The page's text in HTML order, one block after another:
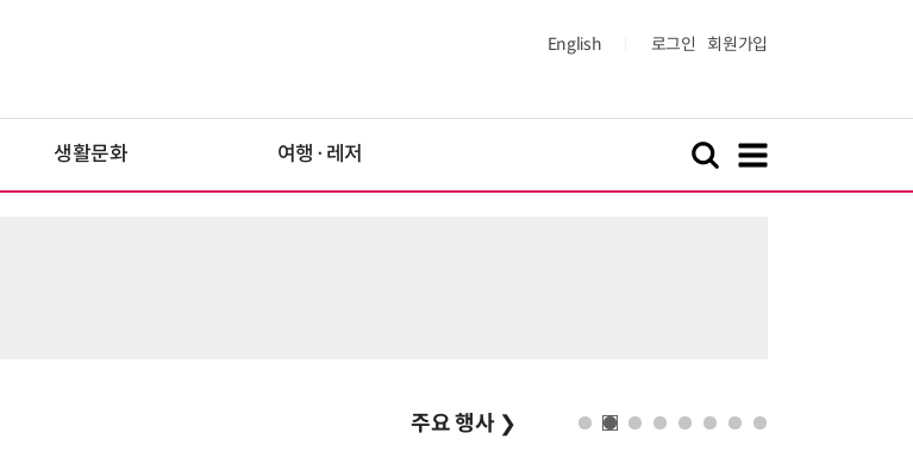
English 로그인 회원가입
생활문화 여행·레저
주요 행사 ❯